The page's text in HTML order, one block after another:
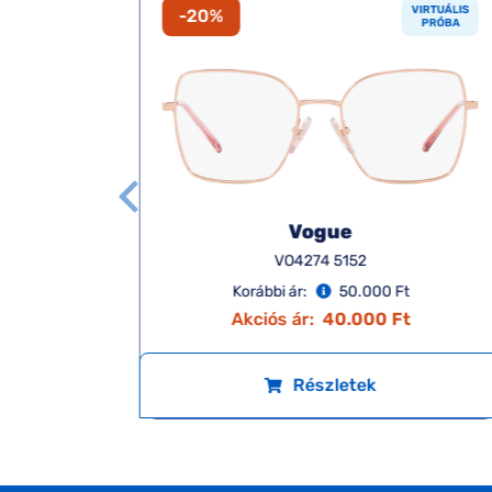
-20%
VIRTUÁLIS
PRÓBA
Vogue
VO4274 5152
Korábbi ár:
50.000 Ft
Akciós ár: 40.000 Ft
Részletek